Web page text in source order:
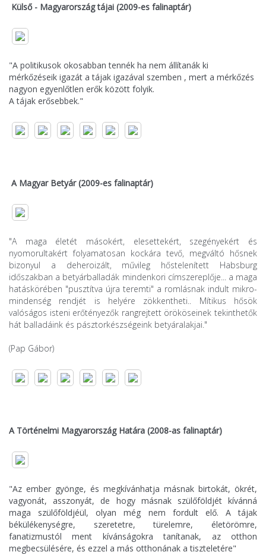
Külső - Magyarország tájai (2009-es falinaptár)
"A politikusok okosabban tennék ha nem állítanák ki
mérkőzéseik igazát a tájak igazával szemben , mert a mérkőzés
nagyon egyenlőtlen erők között folyik.
A tájak erősebbek."
A Magyar Betyár (2009-es falinaptár)
"A maga életét másokért, elesettekért, szegényekért és
nyomorultakért folyamatosan kockára tevő, megváltó hősnek
bizonyul a deheroizált, művileg hőstelenített Habsburg
időszakban a betyárballadák mindenkori címszereplője... a maga
hatáskörében "pusztítva újra teremti" a romlásnak indult mikro-
mindenség rendjét is helyére zökkentheti.. Mítikus hősök
valóságos isteni erőtényezők rangrejtett örököseinek tekinthetők
hát balladáink és pásztorkészségeink betyáralakjai."
(Pap Gábor)
A Történelmi Magyarország Határa (2008-as falinaptár)
"Az ember gyönge, és megkívánhatja másnak birtokát, ökrét,
vagyonát, asszonyát, de hogy másnak szülőföldjét kívánná
maga szülőföldjéül, olyan még nem fordult elő. A tájak
békülékenységre, szeretetre, türelemre, életörömre,
fanatizmustól ment kívánságokra tanítanak, az otthon
megbecsülésére, és ezzel a más otthonának a tiszteletére"